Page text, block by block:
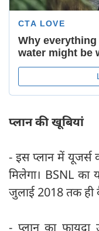
प्लान की खूबियां
- इस प्लान में यूजर्स
मिलेगा। BSNL
जुलाई 2018 तक ही
- प्लान का